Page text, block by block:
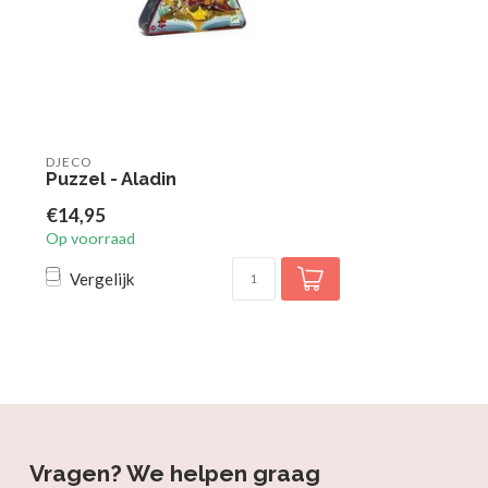
DJECO
Puzzel - Aladin
€14,95
Op voorraad
Vergelijk
Vragen? We helpen graag